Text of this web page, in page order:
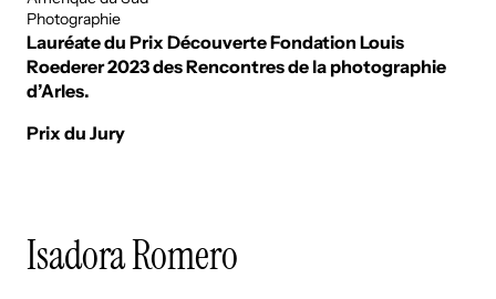
Isadora Romero
Photographie
Lauréate du Prix Découverte Fondation Louis
Roederer 2023 des Rencontres de la photographie
d’Arles.
Prix du Jury